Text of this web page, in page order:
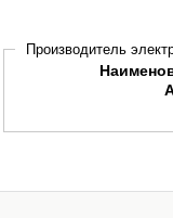
Производитель